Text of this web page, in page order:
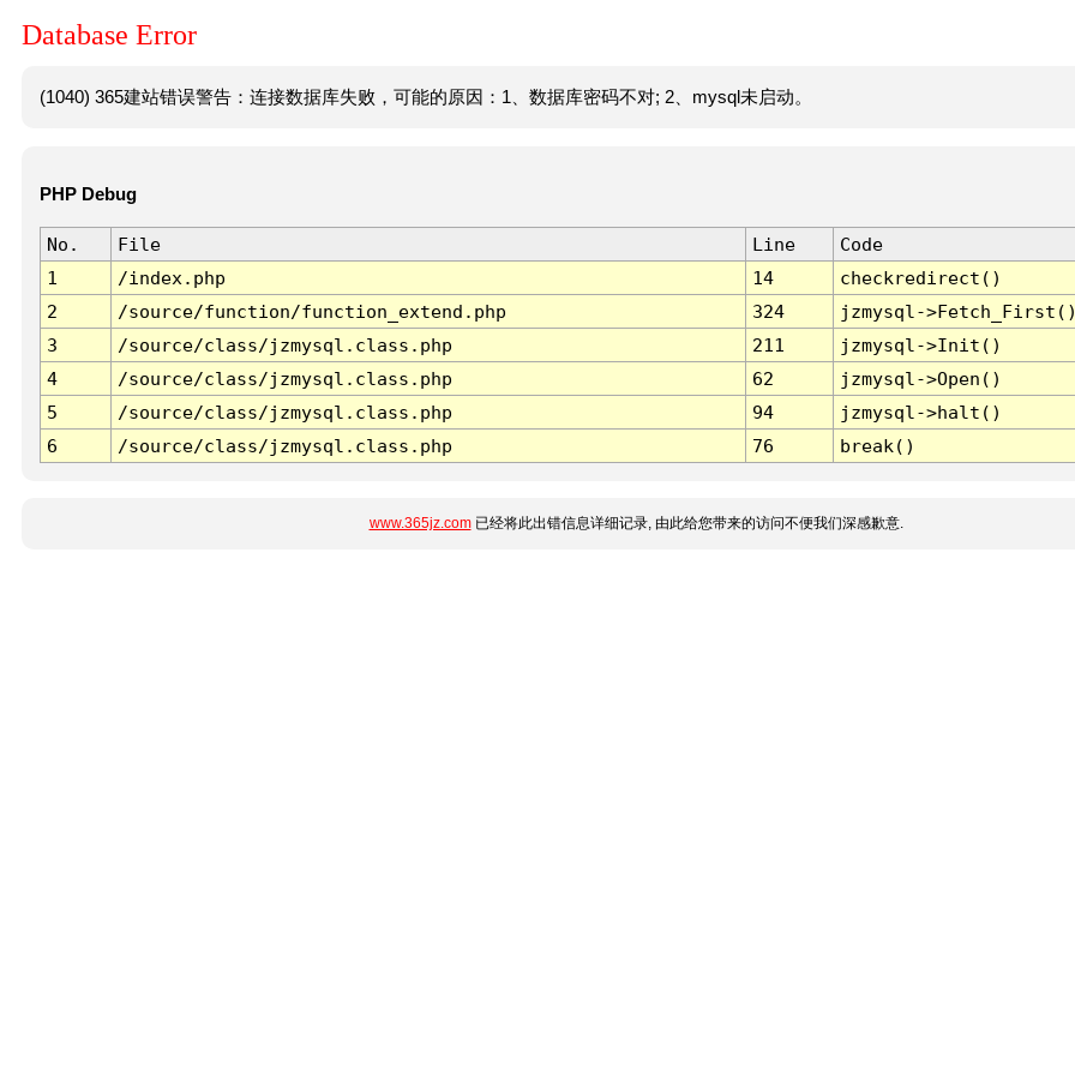
Database Error
(1040) 365建站错误警告：连接数据库失败，可能的原因：1、数据库密码不对; 2、mysql未启动。
PHP Debug
No. File Line
Code
1
/index.php 14
checkredirect()
2
/source/function/function_extend.php 324
jzmysql-
3
/source/class/jzmysql.class.php 211
jzmysql->Init()
4
/source/class/jzmysql.class.php 62
jzmysql->Open()
5
/source/class/jzmysql.class.php 94
jzmysql->halt()
6
/source/class/jzmysql.class.php 76 break()
www.365jz.com已经将此出错信息详细记录, 由此给您带来的访问不便我们深感歉意.